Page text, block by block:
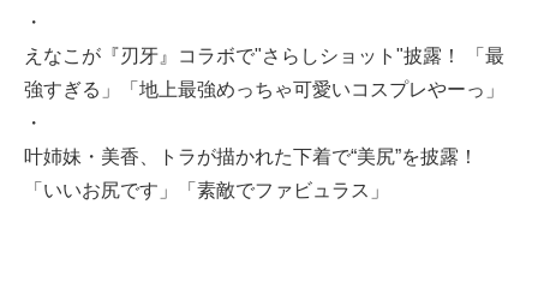
・
えなこが『刃牙』コラボで"さらしショット"披露！ 「最
強すぎる」「地上最強めっちゃ可愛いコスプレやーっ」
・
叶姉妹・美香、トラが描かれた下着で“美尻”を披露！
「いいお尻です」「素敵でファビュラス」